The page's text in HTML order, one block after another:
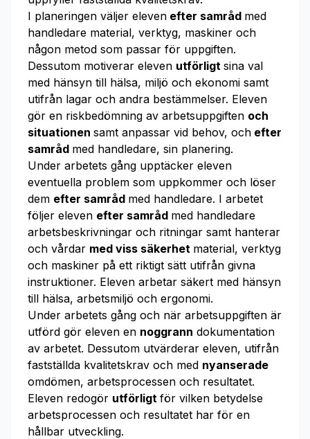
I planeringen väljer eleven efter samråd med
handledare material, verktyg, maskiner och
någon metod som passar för uppgiften.
Dessutom motiverar eleven utförligt sina val
med hänsyn till hälsa, miljö och ekonomi samt
utifrån lagar och andra bestämmelser. Eleven
gör en riskbedömning av arbetsuppgiften och
situationen samt anpassar vid behov, och efter
samråd med handledare, sin planering.
Under arbetets gång upptäcker eleven
eventuella problem som uppkommer och löser
dem efter samråd med handledare. I arbetet
följer eleven efter samråd med handledare
arbetsbeskrivningar och ritningar samt hanterar
och vårdar med viss säkerhet material, verktyg
och maskiner på ett riktigt sätt utifrån givna
instruktioner. Eleven arbetar säkert med hänsyn
till hälsa, arbetsmiljö och ergonomi.
Under arbetets gång och när arbetsuppgiften är
utförd gör eleven en noggrann dokumentation
av arbetet. Dessutom utvärderar eleven, utifrån
fastställda kvalitetskrav och med nyanserade
omdömen, arbetsprocessen och resultatet.
Eleven redogör utförligt för vilken betydelse
arbetsprocessen och resultatet har för en
hållbar utveckling.